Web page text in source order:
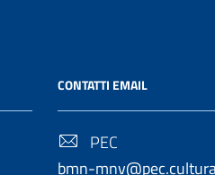
CONTATTI EMAIL
PEC
bmn-